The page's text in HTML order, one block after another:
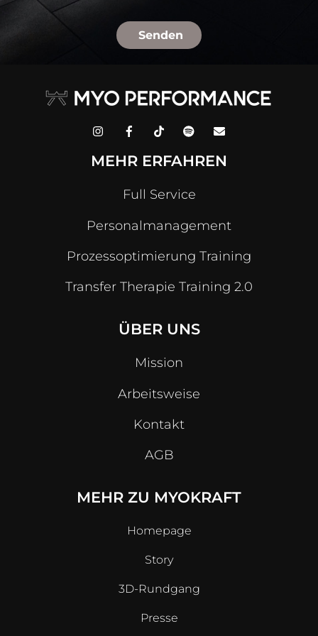
Senden
MEHR ERFAHREN
Full Service
Personalmanagement
Prozessoptimierung Training
Transfer Therapie Training 2.0
ÜBER UNS
Mission
Arbeitsweise
Kontakt
AGB
MEHR ZU MYOKRAFT
Homepage
Story
3D-Rundgang
Presse